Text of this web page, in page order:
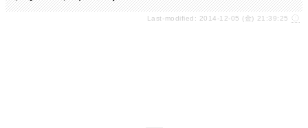
Last-modified: 2014-12-05 (金) 21:39:25